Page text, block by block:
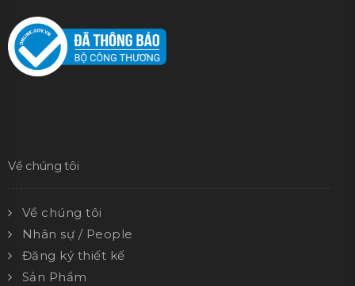
Về chúng tôi
Về chúng tôi
Nhân sự / People
Đăng ký thiết kế
Sản Phẩm